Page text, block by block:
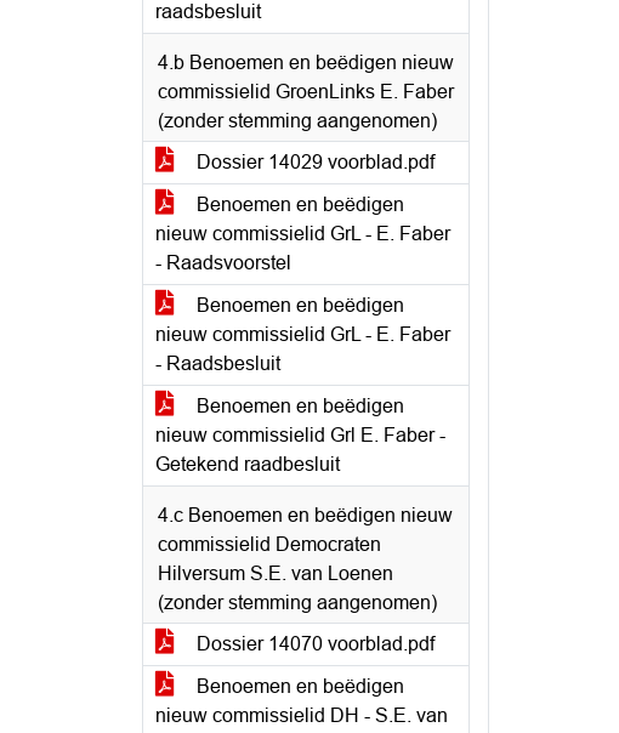
raadsbesluit
4.b Benoemen en beëdigen nieuw
commissielid GroenLinks E. Faber
(zonder stemming aangenomen)
Dossier 14029 voorblad.pdf
Benoemen en beëdigen
nieuw commissielid GrL - E. Faber
- Raadsvoorstel
Benoemen en beëdigen
nieuw commissielid GrL - E. Faber
- Raadsbesluit
Benoemen en beëdigen
nieuw commissielid Grl E. Faber -
Getekend raadbesluit
4.c Benoemen en beëdigen nieuw
commissielid Democraten
Hilversum S.E. van Loenen
(zonder stemming aangenomen)
Dossier 14070 voorblad.pdf
Benoemen en beëdigen
nieuw commissielid DH - S.E. van